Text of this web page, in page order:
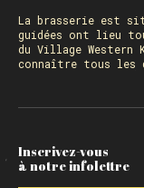
La brasserie est
guidées ont lieu
du Village Western
connaître tous les
Inscrivez-vous
à notre infolettre